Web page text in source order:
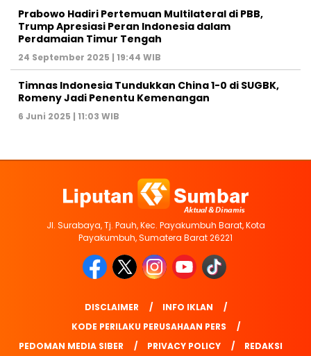
Prabowo Hadiri Pertemuan Multilateral di PBB,
Trump Apresiasi Peran Indonesia dalam
Perdamaian Timur Tengah
24 September 2025 | 19:44 WIB
Timnas Indonesia Tundukkan China 1-0 di SUGBK,
Romeny Jadi Penentu Kemenangan
6 Juni 2025 | 11:03 WIB
Jl. Surabaya, Tj. Pauh, Kec. Payakumbuh Barat, Kota
Payakumbuh, Sumatera Barat 26221
DISCLAIMER
INFO IKLAN
KODE PERILAKU PERUSAHAAN PERS
PEDOMAN MEDIA SIBER
PRIVACY POLICY REDAKSI